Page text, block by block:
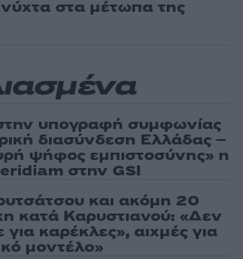
νύχτα στα μέτωπα της
υπογραφή συμφωνίας
διασύνδεση Ελλάδας –
ψήφος εμπιστοσύνης» η
στην GSI
και ακόμη 20
κατά Καρυστιανού: «Δεν
καρέκλες», αιχμές για
μοντέλο»